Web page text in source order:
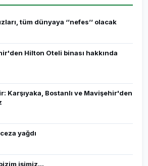
tüm dünyaya ‘’nefes’’ olacak
Hilton Oteli binası hakkında
Karşıyaka, Bostanlı ve Mavişehir'den
yağdı
işimiz...